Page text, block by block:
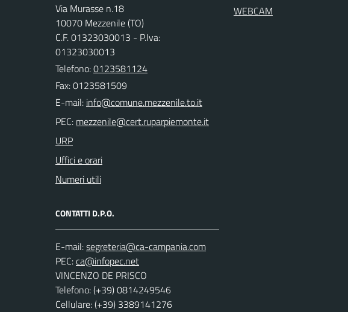
Via Murasse n.18
10070 Mezzenile (TO)
C.F. 01323030013 - P.Iva:
01323030013
Telefono:0123581124
Fax: 0123581509
E-mail:
PEC:
URP
Uffici e orari
Numeri utili
CONTATTI D.P.O.
E-mail:
PEC:
VINCENZO DE PRISCO
Telefono: (+39) 0814249546
Cellulare: (+39) 3389141276
WEBCAM